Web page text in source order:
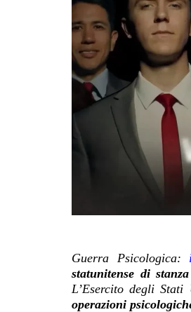
Guerra Psicologica:
statunitense di
L’Esercito degli
operazioni